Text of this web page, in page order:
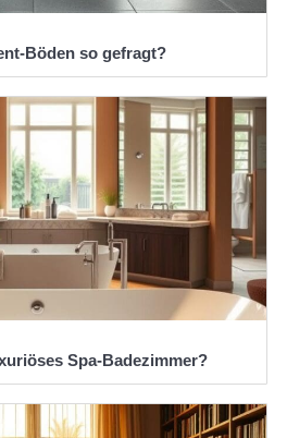
Böden so gefragt?
Spa-Badezimmer?